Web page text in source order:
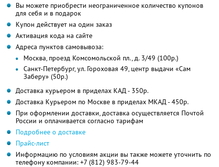
Вы можете приобрести неограниченное количество купонов
для себя и в подарок
Купон действует на один заказ
Активация кода на сайте
Адреса пунктов самовывоза:
Москва, проезд Комсомольской пл., д. 3/49 (100р.)
Санкт-Петербург, ул. Гороховая 49, центр выдачи «Сам
Заберу» (50р.)
Доставка курьером в приделах КАД - 350р.
Доставка Курьером по Москве в приделах МКАД - 450р.
При оформлении доставки, доставка осуществляется Почтой
России и оплачивается согласно тарифам
Подробнее о доставке
Прайс-лист
Информацию по условиям акции вы также можете уточнить по
телефону компании: +7 (812) 983-79-44